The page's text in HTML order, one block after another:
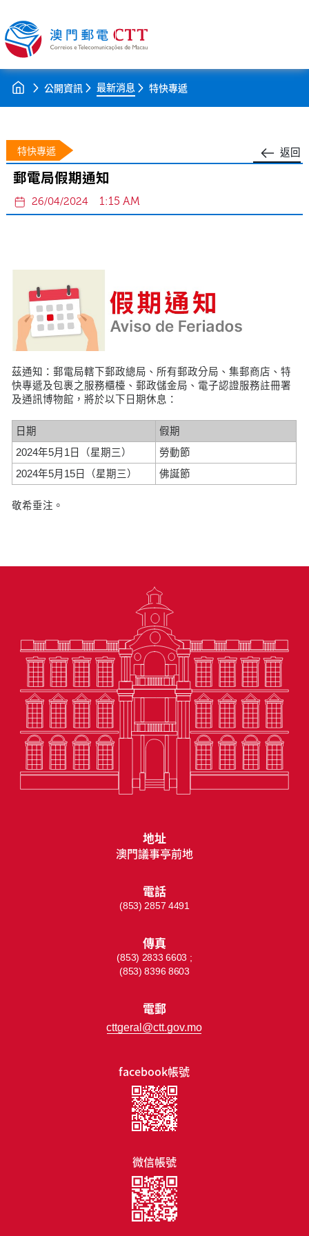
公開資訊 最新消息 特快專遞
返回
特快專遞
郵電局假期通知
26/04/2024 1:15 AM
茲通知：郵電局轄下郵政總局、所有郵政分局、集郵商店、特
快專遞及包裹之服務櫃檯、郵政儲金局、電子認證服務註冊署
及通訊博物館，將於以下日期休息：
日期
假期
2024年5月1日（星期三）
勞動節
2024年5月15日（星期三）
佛誕節
敬希垂注。
facebook帳號
微信帳號
地址
澳門議事亭前地
電話
(853) 2857 4491
傳真
(853) 2833 6603 ;
(853) 8396 8603
電郵
cttgeral@ctt.gov.mo